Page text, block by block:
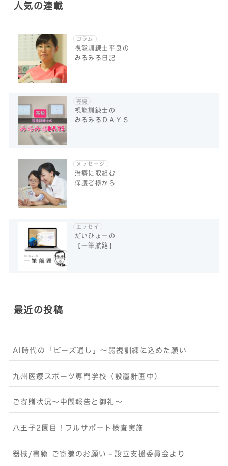
人気の連載
コラム
視能訓練士平良の
みるみる日記
寄稿
視能訓練士の
みるみるＤＡＹＳ
メッセージ
治療に取組む
保護者様から
エッセイ
だいひょーの
【一筆航路】
最近の投稿
AI時代の「ビーズ通し」〜弱視訓練に込めた願い
九州医療スポーツ専門学校（設置計画中）
ご寄贈状況～中間報告と御礼～
八王子2園目！フルサポート検査実施
器械/書籍 ご寄贈のお願い－設立支援委員会より